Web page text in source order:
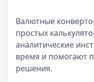
Валютные
простых
аналитические
время и помогают
решения.